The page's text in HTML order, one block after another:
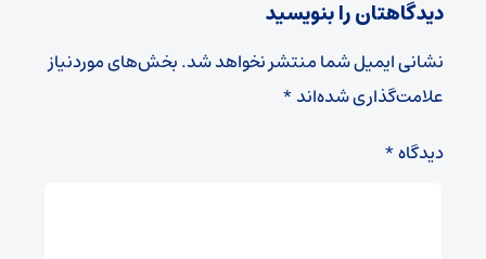
دیدگاهتان را بنویسید
نشانی ایمیل شما منتشر نخواهد شد.بخش‌های موردنیاز
علامت‌گذاری شده‌اند*
دیدگاه*